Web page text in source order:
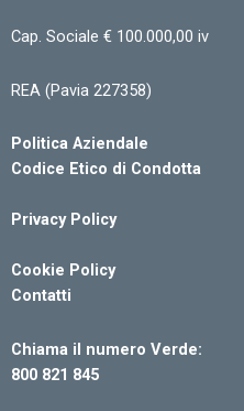
Cap. Sociale € 100.000,00 iv
REA (Pavia 227358)
Politica Aziendale
Codice Etico di Condotta
Privacy Policy
Cookie Policy
Contatti
Chiama il numero Verde:
800 821 845